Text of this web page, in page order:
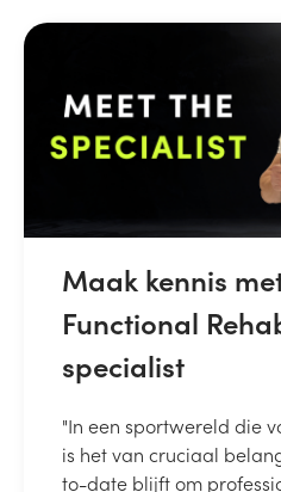
Maak kennis
Functional
specialist
"In een sportwereld die
is het van cruciaal
to-date blijft om